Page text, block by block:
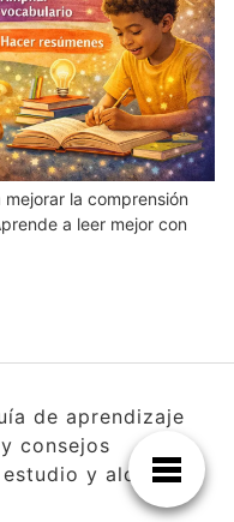
la comprensión
a leer mejor con
de aprendizaje
consejos
y alcanzar